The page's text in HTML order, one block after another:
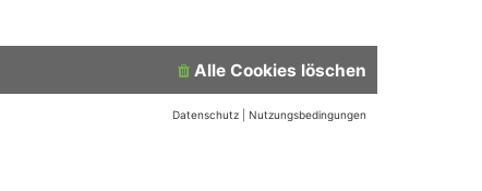
Alle Cookies löschen
Datenschutz Nutzungsbedingungen